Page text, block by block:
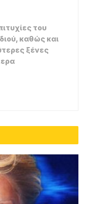
του
καθώς και
ξένες